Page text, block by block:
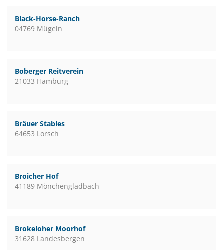
Black-Horse-Ranch
04769 Mügeln
Boberger Reitverein
21033 Hamburg
Bräuer Stables
64653 Lorsch
Broicher Hof
41189 Mönchengladbach
Brokeloher Moorhof
31628 Landesbergen